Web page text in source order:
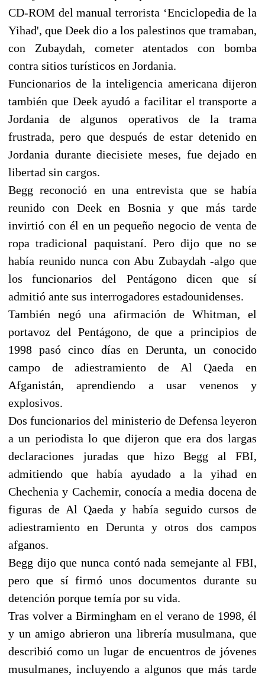
CD-ROM del manual terrorista ‘Enciclopedia de la
Yihad', que Deek dio a los palestinos que tramaban,
con Zubaydah, cometer atentados con bomba
contra sitios turísticos en Jordania.
Funcionarios de la inteligencia americana dijeron
también que Deek ayudó a facilitar el transporte a
Jordania de algunos operativos de la trama
frustrada, pero que después de estar detenido en
Jordania durante diecisiete meses, fue dejado en
libertad sin cargos.
Begg reconoció en una entrevista que se había
reunido con Deek en Bosnia y que más tarde
invirtió con él en un pequeño negocio de venta de
ropa tradicional paquistaní. Pero dijo que no se
había reunido nunca con Abu Zubaydah -algo que
los funcionarios del Pentágono dicen que sí
admitió ante sus interrogadores estadounidenses.
También negó una afirmación de Whitman, el
portavoz del Pentágono, de que a principios de
1998 pasó cinco días en Derunta, un conocido
campo de adiestramiento de Al Qaeda en
Afganistán, aprendiendo a usar venenos y
explosivos.
Dos funcionarios del ministerio de Defensa leyeron
a un periodista lo que dijeron que era dos largas
declaraciones juradas que hizo Begg al FBI,
admitiendo que había ayudado a la yihad en
Chechenia y Cachemir, conocía a media docena de
figuras de Al Qaeda y había seguido cursos de
adiestramiento en Derunta y otros dos campos
afganos.
Begg dijo que nunca contó nada semejante al FBI,
pero que sí firmó unos documentos durante su
detención porque temía por su vida.
Tras volver a Birmingham en el verano de 1998, él
y un amigo abrieron una librería musulmana, que
describió como un lugar de encuentros de jóvenes
musulmanes, incluyendo a algunos que más tarde